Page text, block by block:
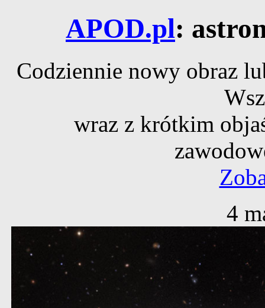
APOD.pl:
Codziennie nowy obraz
wraz z krótkim
4